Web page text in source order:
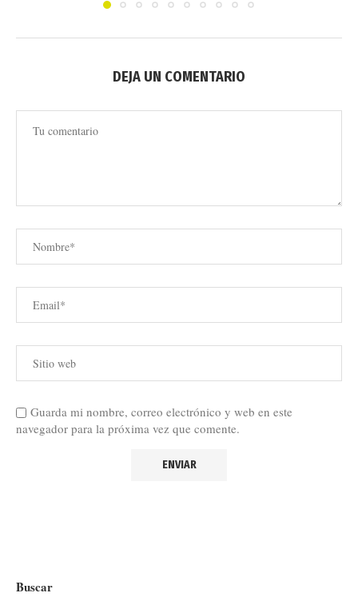
DEJA UN COMENTARIO
Guarda mi nombre, correo electrónico y web en este
navegador para la próxima vez que comente.
Buscar